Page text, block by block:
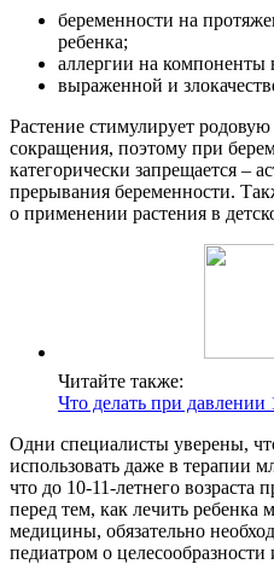
беременности на
ребенка;
аллергии на компоненты
выраженной и
Растение стимулирует
сокращения, поэтому при
категорически запрещается –
прерывания беременности.
о применении растения в
Читайте также:
Что делать при давлении
Одни специалисты уверены,
использовать даже в терапии
что до 10-11-летнего возраста
перед тем, как лечить ребенка
медицины, обязательно
педиатром о целесообразности